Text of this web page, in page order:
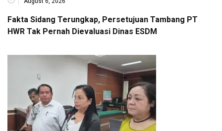
Fakta Sidang Terungkap, Persetujuan Tambang PT
HWR Tak Pernah Dievaluasi Dinas ESDM